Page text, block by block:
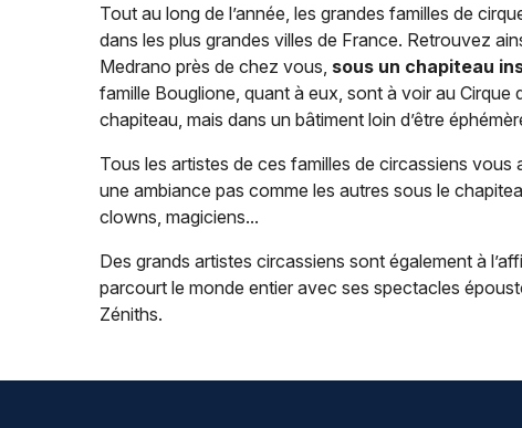
Tout au long de l’année, les grandes familles de
dans les plus grandes villes de France. Retrouvez
Medrano près de chez vous, sous un chapiteau
famille Bouglione, quant à eux, sont à voir au Cirque
chapiteau, mais dans un bâtiment loin d’être
Tous les artistes de ces familles de circassiens
une ambiance pas comme les autres sous le
clowns, magiciens...
Des grands artistes circassiens sont également à
parcourt le monde entier avec ses spectacles
Zéniths.